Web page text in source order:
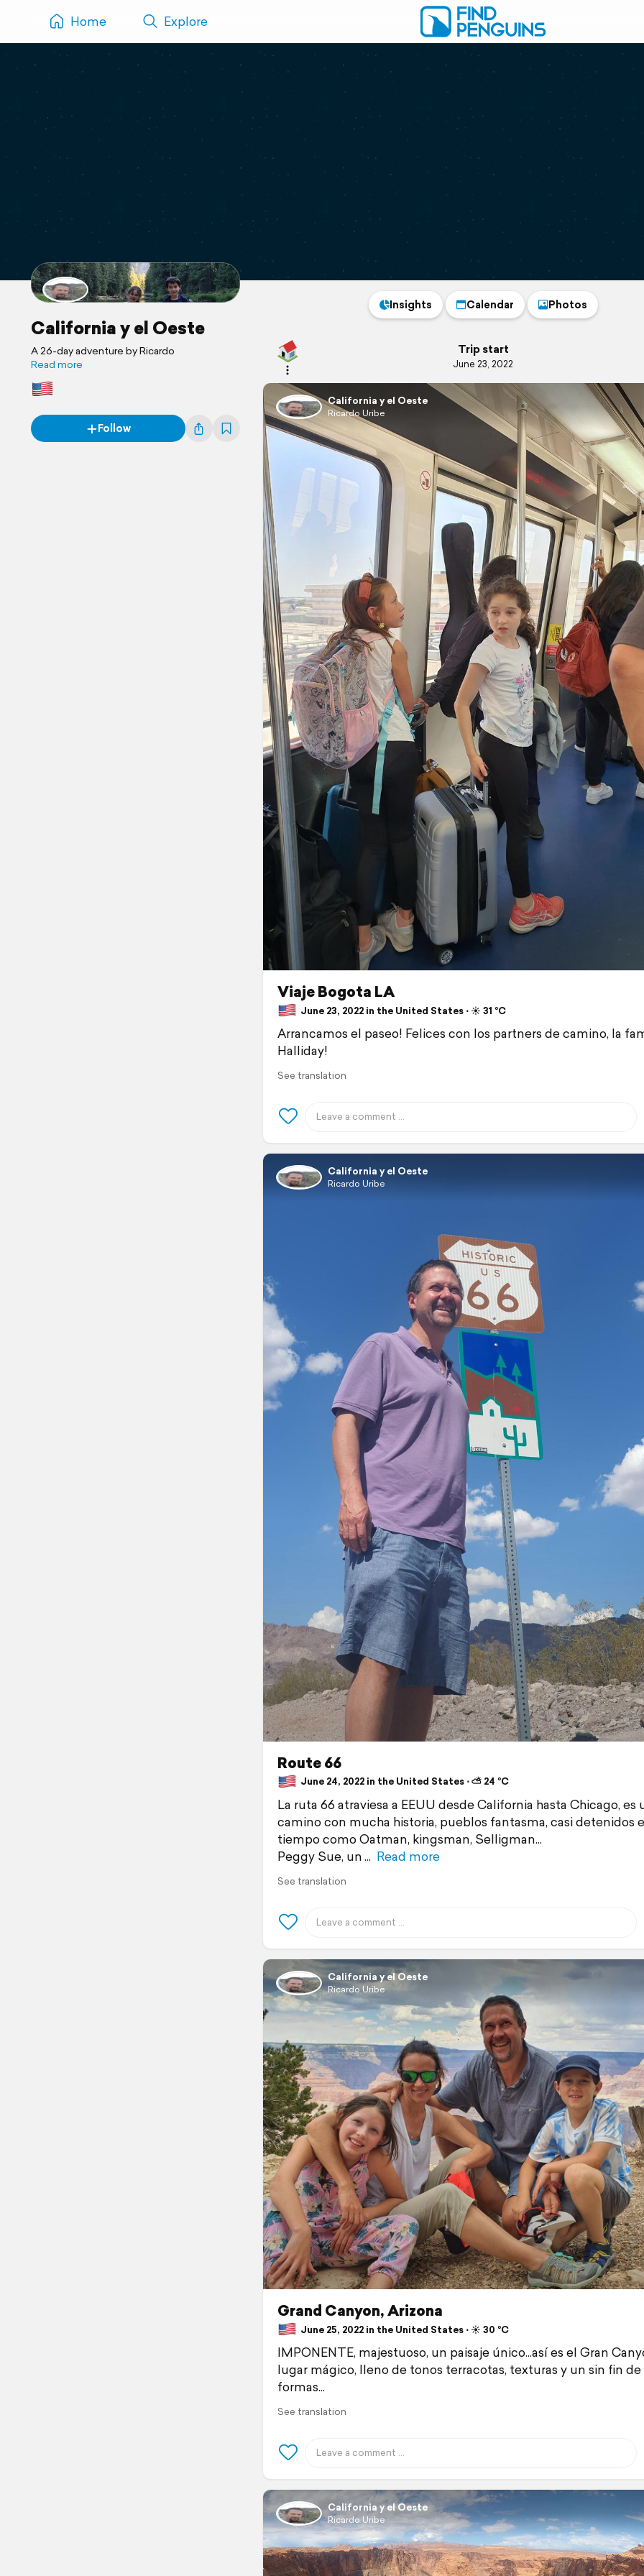
Home Explore
California y el Oeste
A 26-day adventure by Ricardo
Read more
Follow
Insights Calendar Photos
Trip start
June 23, 2022
California y el Oeste
Ricardo Uribe
Viaje Bogota LA
June 23, 2022 in the United States ⋅ ☀️ 31 °C
Arrancamos el paseo! Felices con los partners de camino, la
Halliday!
See translation
California y el Oeste
Ricardo Uribe
Route 66
June 24, 2022 in the United States ⋅ ⛅ 24 °C
La ruta 66 atraviesa a EEUU desde California hasta Chicago, es
camino con mucha historia, pueblos fantasma, casi detenidos
tiempo como Oatman, kingsman, Selligman...
Peggy Sue, un
Read more
See translation
California y el Oeste
Ricardo Uribe
Grand Canyon, Arizona
June 25, 2022 in the United States ⋅ ☀️ 30 °C
IMPONENTE, majestuoso, un paisaje único...así es el Gran
lugar mágico, lleno de tonos terracotas, texturas y un sin fin de
formas...
See translation
California y el Oeste
Ricardo Uribe